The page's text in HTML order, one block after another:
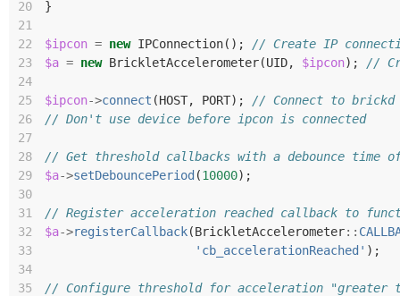
20
}
21
22
$ipcon = new IPConnection();
// Create IP
23
$a = new BrickletAccelerometer(UID, $ipcon);
//
24
25
$ipcon->connect (HOST, PORT);
// Connect to brickd
26
// Don't use device before ipcon is connected
27
28
// Get threshold callbacks with a debounce time of
29
$a->setDebouncePeriod (10000);
30
31
// Register acceleration reached callback to
32
$a->registerCallback(BrickletAccelerometer::
33
'cb_accelerationReached' );
34
35
// Configure threshold for acceleration "greater